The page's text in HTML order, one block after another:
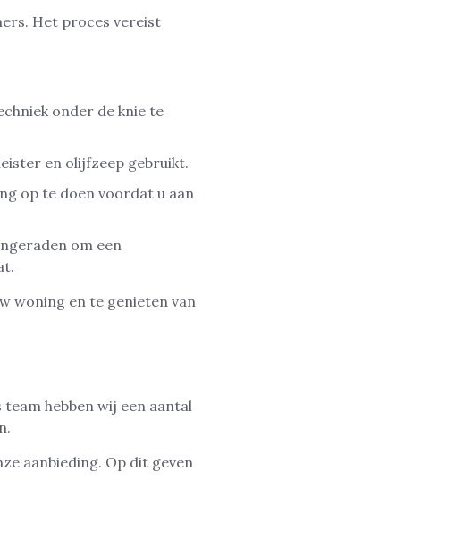
Het proces vereist
onder de knie te
en olijfzeep gebruikt.
op te doen voordat u aan
om een
woning en te genieten van
hebben wij een aantal
aanbieding. Op dit geven